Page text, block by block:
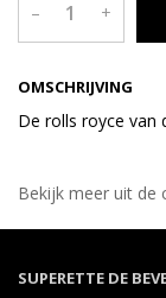
OMSCHRIJVING
De rolls royce van
– +
Bekijk meer uit de
SUPERETTE DE